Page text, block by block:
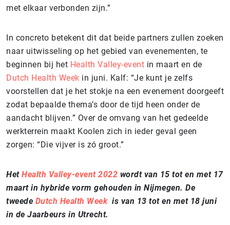
met elkaar verbonden zijn.”
In concreto betekent dit dat beide partners zullen zoeken
naar uitwisseling op het gebied van evenementen, te
beginnen bij het Health Valley-event in maart en de
Dutch Health Week in juni. Kalf: “Je kunt je zelfs
voorstellen dat je het stokje na een evenement doorgeeft
zodat bepaalde thema’s door de tijd heen onder de
aandacht blijven.” Over de omvang van het gedeelde
werkterrein maakt Koolen zich in ieder geval geen
zorgen: “Die vijver is zó groot.”
Het Health Valley-event 2022 wordt van 15 tot en met 17
maart in hybride vorm gehouden in Nijmegen. De
tweede Dutch Health Weekis van 13 tot en met 18 juni
in de Jaarbeurs in Utrecht.